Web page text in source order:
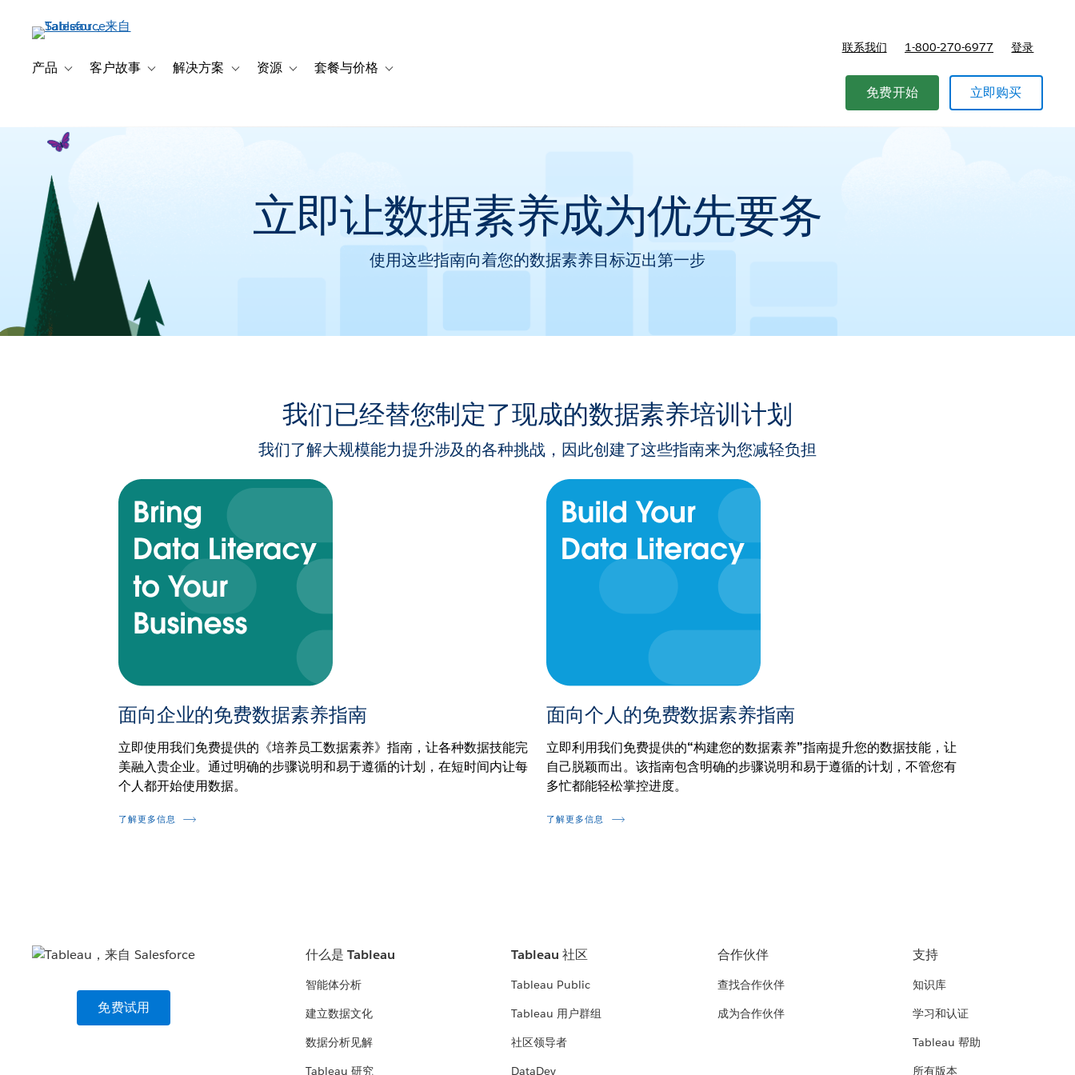
产品 Toggle sub-navigation for 产品
客户故事 Toggle sub-navigation for 客户故事
解决方案 Toggle sub-navigation for 解决方案
资源 Toggle sub-navigation for 资源
套餐与价格 Toggle sub-navigation for 套餐与价格
联系我们 1-800-270-6977 登录
免费开始 立即购买
立即让数据素养成为优先要务
使用这些指南向着您的数据素养目标迈出第一步
我们已经替您制定了现成的数据素养培训计划
我们了解大规模能力提升涉及的各种挑战，因此创建了这些指南来为您减轻负担
面向企业的免费数据素养指南
立即使用我们免费提供的《培养员工数据素养》指南，让各种数据技能完
美融入贵企业。通过明确的步骤说明和易于遵循的计划，在短时间内让每
个人都开始使用数据。
了解更多信息
面向个人的免费数据素养指南
立即利用我们免费提供的“构建您的数据素养”指南提升您的数据技能，让
自己脱颖而出。该指南包含明确的步骤说明和易于遵循的计划，不管您有
多忙都能轻松掌控进度。
了解更多信息
免费试用
什么是 Tableau
智能体分析
建立数据文化
数据分析见解
Tableau 研究
Tableau 社区
Tableau Public
Tableau 用户群组
社区领导者
DataDev
合作伙伴
查找合作伙伴
成为合作伙伴
支持
知识库
学习和认证
Tableau 帮助
所有版本